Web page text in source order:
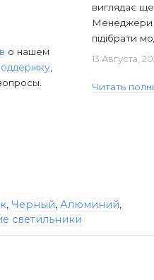
о нашем
,
виглядає
Менеджери
підібрати
13 Августа,
Читать
, Черный, Алюминий,
светильники